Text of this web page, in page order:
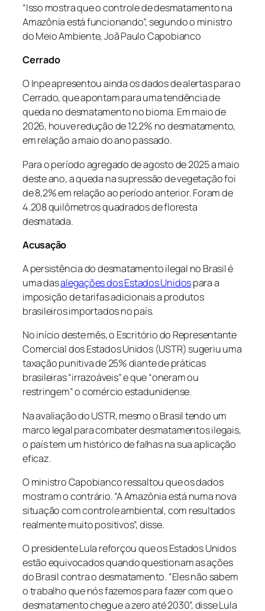
“Isso mostra que o controle de desmatamento na
Amazônia está funcionando”, segundo o ministro
do Meio Ambiente, Joã Paulo Capobianco
Cerrado
O Inpe apresentou ainda os dados de alertas para o
Cerrado, que apontam para uma tendência de
queda no desmatamento no bioma. Em maio de
2026, houve redução de 12,2% no desmatamento,
em relação a maio do ano passado.
Para o período agregado de agosto de 2025 a maio
deste ano, a queda na supressão de vegetação foi
de 8,2% em relação ao período anterior. Foram de
4.208 quilômetros quadrados de floresta
desmatada.
Acusação
A persistência do desmatamento ilegal no Brasil é
uma dasalegações dos Estados Unidospara a
imposição de tarifas adicionais a produtos
brasileiros importados no país.
No início deste mês, o Escritório do Representante
Comercial dos Estados Unidos (USTR) sugeriu uma
taxação punitiva de 25% diante de práticas
brasileiras “irrazoáveis” e que “oneram ou
restringem” o comércio estadunidense.
Na avaliação do USTR, mesmo o Brasil tendo um
marco legal para combater desmatamentos ilegais,
o país tem um histórico de falhas na sua aplicação
eficaz.
O ministro Capobianco ressaltou que os dados
mostram o contrário. “A Amazônia está numa nova
situação com controle ambiental, com resultados
realmente muito positivos”, disse.
O presidente Lula reforçou que os Estados Unidos
estão equivocados quando questionam as ações
do Brasil contra o desmatamento. “Eles não sabem
o trabalho que nós fazemos para fazer com que o
desmatamento chegue a zero até 2030”, disse Lula